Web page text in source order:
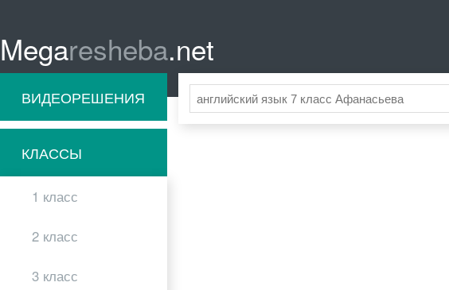
Megaresheba.net
ВИДЕОРЕШЕНИЯ
КЛАССЫ
1 класс
2 класс
3 класс